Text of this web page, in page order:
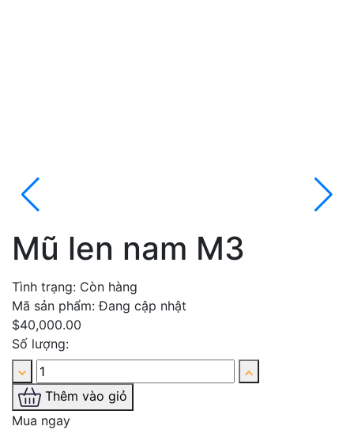
Mũ len nam M3
Tình trạng: Còn hàng
Mã sản phẩm: Đang cập nhật
$40,000.00
Số lượng:
Thêm vào giỏ
Mua ngay